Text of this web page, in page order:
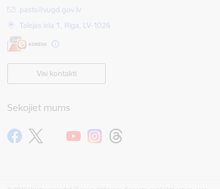
E-pasts:
pasts@vugd.gov.lv
Talejas iela 1, Rīga, LV-1026
Visi kontakti
Sekojiet mums